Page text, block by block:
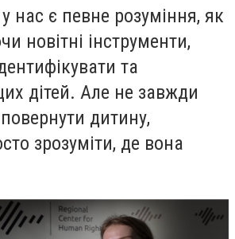
нас є певне розуміння, як
новітні інструменти,
та
дітей. Але не завжди
дитину,
зрозуміти, де вона